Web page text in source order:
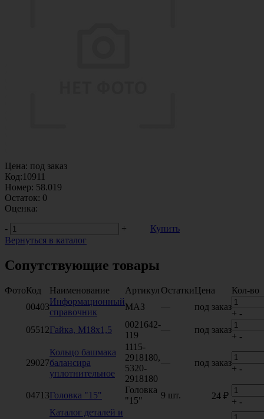
Цена: под заказ
Код:10911
Номер: 58.019
Остаток: 0
Оценка:
-
+
Купить
Вернуться в каталог
Сопутствующие товары
ФотоКод Наименование Артикул ОстаткиЦена
Кол-во
00403
Информационный
справочник
МАЗ — под заказ
+ -
05512Гайка, М18х1,5
0021642-
119
— под заказ
+ -
29027
Кольцо башмака
балансира
уплотнительное
1115-
2918180,
5320-
2918180
— под заказ
+ -
04713Головка "15"
Головка
"15"
9 шт. 24 ₽
+ -
Каталог деталей и